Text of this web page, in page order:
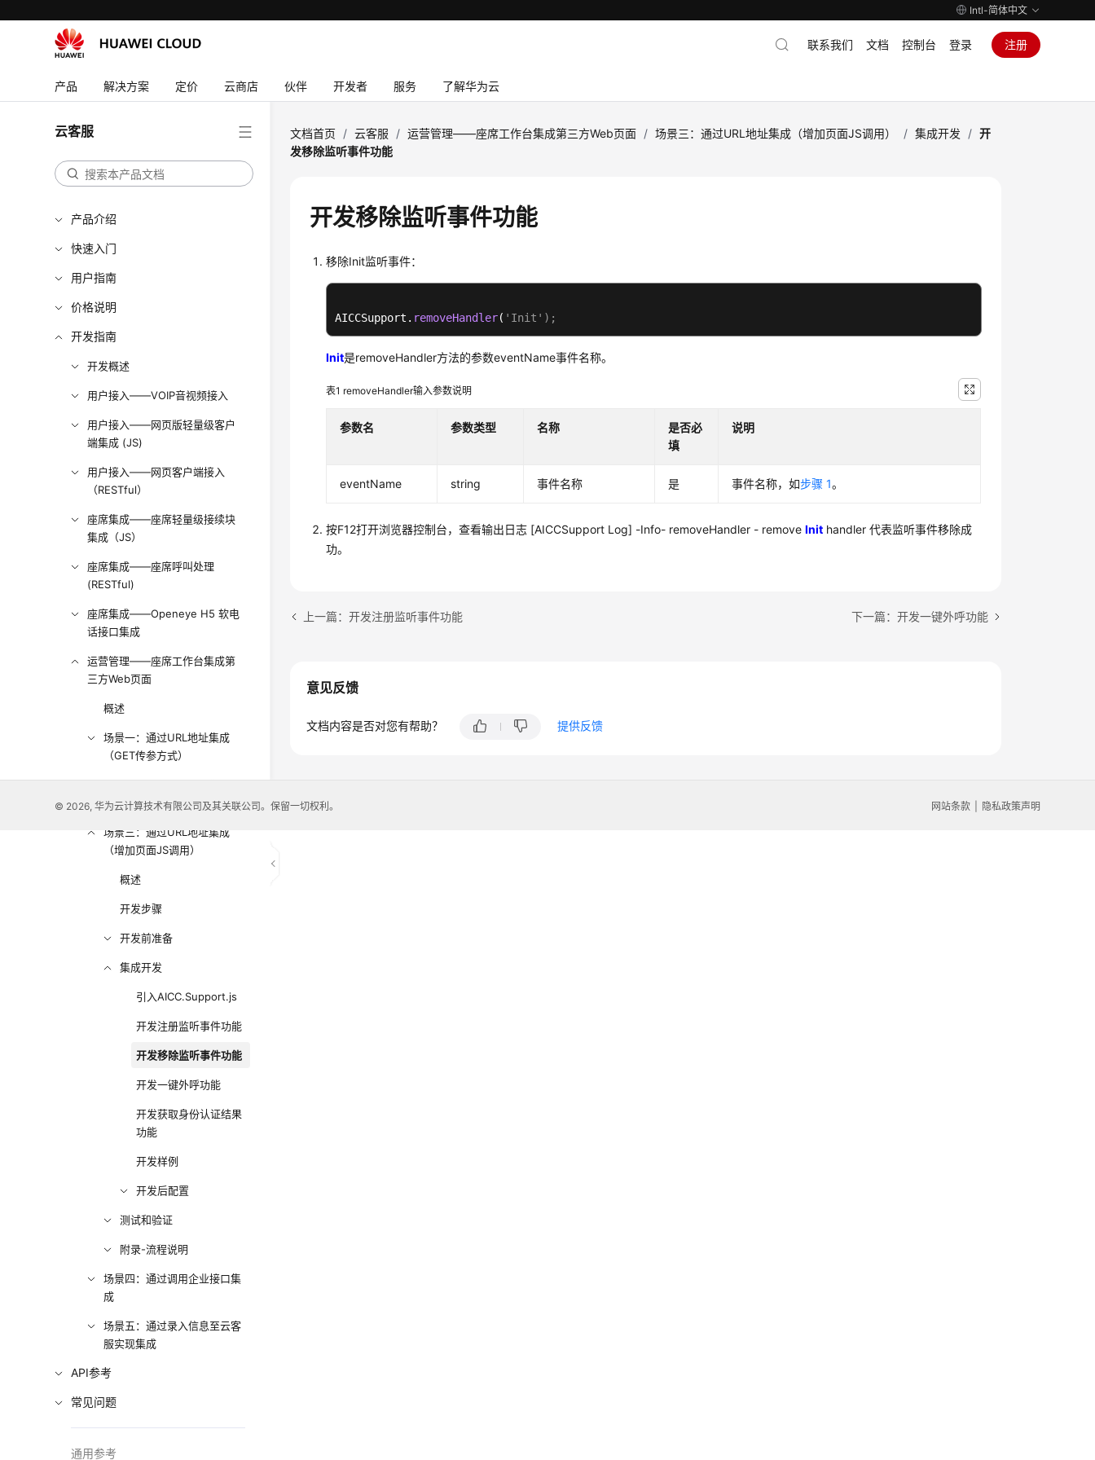
Intl-简体中文
产品 解决方案 定价 云商店 伙伴 开发者 服务 了解华为云
联系我们 文档 控制台 登录 注册
云客服
产品介绍
快速入门
用户指南
价格说明
开发指南
开发概述
用户接入——VOIP音视频接入
用户接入——网页版轻量级客户
端集成 (JS)
用户接入——网页客户端接入
（RESTful）
座席集成——座席轻量级接续块
集成（JS）
座席集成——座席呼叫处理
(RESTful)
座席集成——Openeye H5 软电
话接口集成
运营管理——座席工作台集成第
三方Web页面
概述
场景一：通过URL地址集成
（GET传参方式）
（POST传参方式）
场景三：通过URL地址集成
（增加页面JS调用）
概述
开发步骤
开发前准备
集成开发
引入AICC.Support.js
开发注册监听事件功能
开发移除监听事件功能
开发一键外呼功能
开发获取身份认证结果
功能
开发样例
开发后配置
测试和验证
附录-流程说明
场景四：通过调用企业接口集
成
场景五：通过录入信息至云客
服实现集成
API参考
常见问题
通用参考
文档首页 / 云客服 / 运营管理——座席工作台集成第三方Web页面 / 场景三：通过URL地址集成（增加页面JS调用） / 集成开发 / 开
发移除监听事件功能
开发移除监听事件功能
移除Init监听事件：
AICCSupport. removeHandler( 'Init');
Init是removeHandler方法的参数eventName事件名称。
表1 removeHandler输入参数说明
参数名 参数类型 名称
是否必
填
说明
eventName string 事件名称 是 事件名称，如步骤 1。
按F12打开浏览器控制台，查看输出日志 [AICCSupport Log] -Info- removeHandler - removeInit handler 代表监听事件移除成
功。
上一篇：开发注册监听事件功能 下一篇：开发一键外呼功能
意见反馈
文档内容是否对您有帮助？ 提供反馈
© 2026, 华为云计算技术有限公司及其关联公司。保留一切权利。 网站条款 隐私政策声明